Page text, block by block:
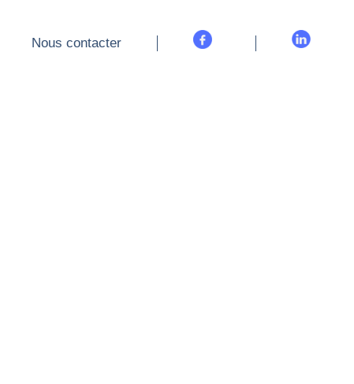
Nous contacter
Nous contacter